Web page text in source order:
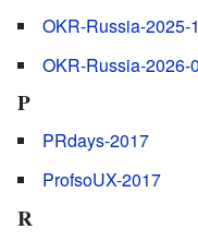
OKR-Russia-2025-
OKR-Russia-2026-
P
PRdays-2017
ProfsoUX-2017
R